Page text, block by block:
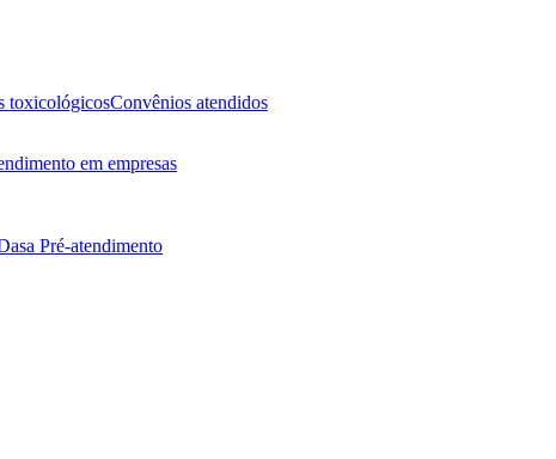
toxicológicosConvênios atendidos
em empresas
Pré-atendimento